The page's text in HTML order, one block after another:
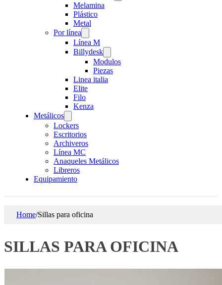
Melamina
Plástico
Metal
Por línea
Línea M
Billydesk
Modulos
Piezas
Linea italia
Elite
Filo
Kenza
Metálicos
Lockers
Escritorios
Archiveros
Línea MC
Anaqueles Metálicos
Libreros
Equipamiento
Home/Sillas para oficina
SILLAS PARA OFICINA